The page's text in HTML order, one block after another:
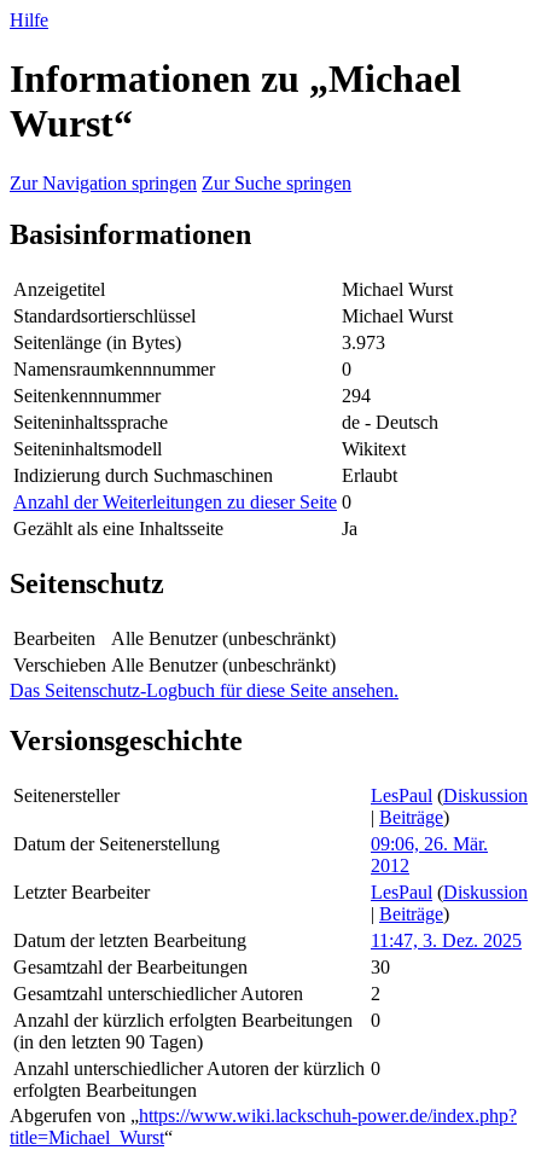
Hilfe
Informationen zu „Michael
Wurst“
Zur Navigation springen Zur Suche springen
Basisinformationen
Anzeigetitel
Michael Wurst
Standardsortierschlüssel
Michael Wurst
Seitenlänge (in Bytes)
3.973
Namensraumkennnummer
0
Seitenkennnummer
294
Seiteninhaltssprache
de - Deutsch
Seiteninhaltsmodell
Wikitext
Indizierung durch Suchmaschinen
Erlaubt
Anzahl der Weiterleitungen zu dieser Seite 0
Gezählt als eine Inhaltsseite
Ja
Seitenschutz
Bearbeiten
Alle Benutzer (unbeschränkt)
Verschieben Alle Benutzer (unbeschränkt)
Das Seitenschutz-Logbuch für diese Seite ansehen.
Versionsgeschichte
Seitenersteller LesPaul (Diskussion
| Beiträge)
Datum der Seitenerstellung
09:06, 26. Mär.
2012
Letzter Bearbeiter
LesPaul (Diskussion
| Beiträge)
Datum der letzten Bearbeitung
11:47, 3. Dez. 2025
Gesamtzahl der Bearbeitungen
30
Gesamtzahl unterschiedlicher Autoren
2
Anzahl der kürzlich erfolgten Bearbeitungen
(in den letzten 90 Tagen)
0
Anzahl unterschiedlicher Autoren der kürzlich
erfolgten Bearbeitungen
0
Abgerufen von „https://www.wiki.lackschuh-power.de/index.php?
title=Michael_Wurst“